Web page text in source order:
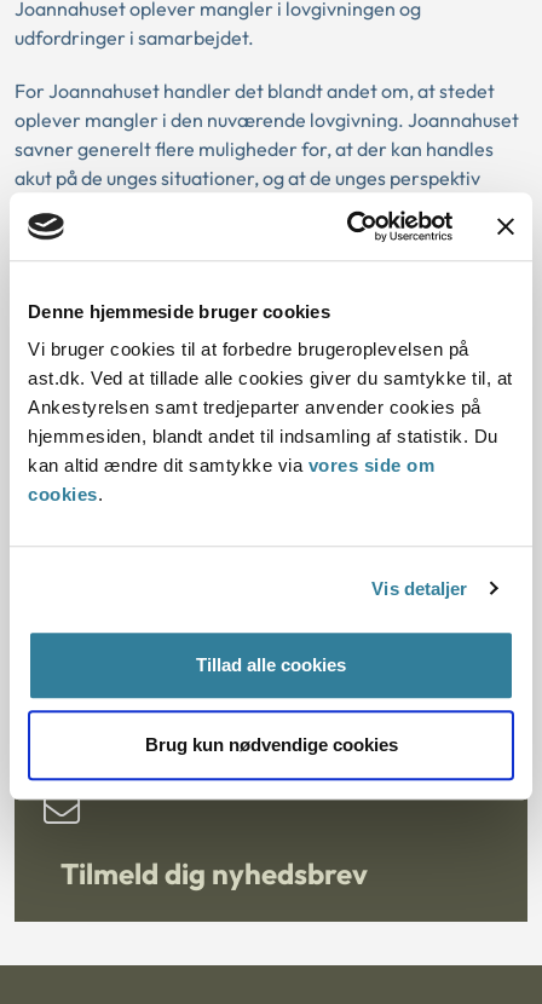
Denne hjemmeside bruger cookies
Vi bruger cookies til at forbedre brugeroplevelsen på
ast.dk. Ved at tillade alle cookies giver du samtykke til, at
Ankestyrelsen samt tredjeparter anvender cookies på
hjemmesiden, blandt andet til indsamling af statistik. Du
kan altid ændre dit samtykke via vores side om
cookies.
Vis detaljer
Tillad alle cookies
Brug kun nødvendige cookies
Joannahuset oplever mangler i lovgivningen og
udfordringer i samarbejdet.
For Joannahuset handler det blandt andet om, at stedet
oplever mangler i den nuværende lovgivning. Joannahuset
savner generelt flere muligheder for, at der kan handles
akut på de unges situationer, og at de unges perspektiv
spiller en større rolle i sagsbehandlingen. Derudover
savner Joannahuset mulighed for, at de unge kan have husly
hos Joannahuset i mere end syv dage, samt at unge kan
hos Joannahuset.
For kommunerne handler det om, at der er behov for mere
afklaring af Joannahusets rolle i samarbejdet om de unges
situationer. Blandt andet har kommunerne blandede
erfaringer med Joannahusets bisidderfunktion, hvor de
oplever, at Joannahusets medarbejdere bliver
svært at samarbejde om de unges situation.
Ældreministeriet.
Læs undersøgelsen
Tilmeld dig nyhedsbrev